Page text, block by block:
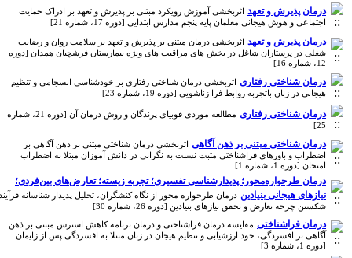
درمان پذیرش و تعهد اثربخشی آموزش رویکرد مبتنی بر پذیرش و تعهد بر ادراک حمایت
اجتماعی و هوش هیجانی معلمان پایه پنجم مدارس ابتدایی [دوره 17، شماره 21]
درمان پذیرش و تعهد اثربخشی درمان مبتنی بر پذیرش و تعهد بر سلامت روان و رضایت
شغلی در پرستاران شاغل در بخش های مراقبت های ویژه بیمارستان فرشچیان همدان [دوره
12، شماره 16]
درمان شناختی رفتاری اثربخشی درمان شناختی رفتاری بر خودشناسی انسجامی و تنظیم
هیجانی در زنان باتجربه روابط فرا زناشویی [دوره 19، شماره 23]
درمان شناختی رفتاری
مطالعه موردی فوبیای پرندگان و روش درمان آن [دوره 21، شماره
25]
درمان شناختی مبتنی بر ذهن‌ آگاهی اثربخشی درمان شناختی مبتنی بر ذهن آگاهی بر
اضطراب و باورهای فراشناختی مثبت نسبت به نگرانی در دانش آموزان مبتلا به اضطراب
امتحان [دوره 1، شماره 1]
درمان طرحواره‌محور؛ پدیدارشناسی تفسیری؛ تجربه زیسته؛ تعارض‌های بین‌فردی؛
نیازهای هیجانی بنیادین درمان طرحواره محور از نگاه کنشگران، تحلیل پدیدار شناسانه فرآیند
شکستن چرخه تعارض و تحقق نیازهای بنیادین [دوره 26، شماره 30]
درمان فراشناختی مقایسه درمان فراشناختی و درمان برنامه کاهش استرس مبتنی بر ذهن
آگاهی بر افسردگی، خود ارزشیابی و تنظیم هیجان در زنان مبتلا به افسردگی پس از زایمان
[دوره 1، شماره 3]